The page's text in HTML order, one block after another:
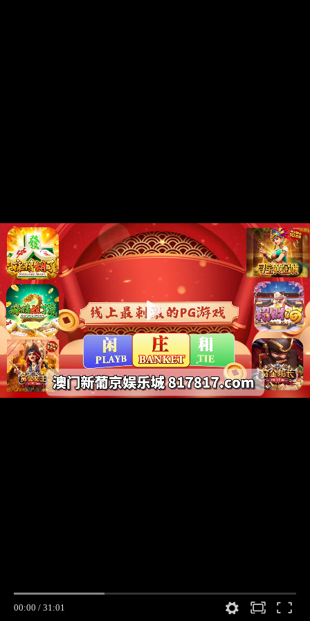
00:00 / 31:01